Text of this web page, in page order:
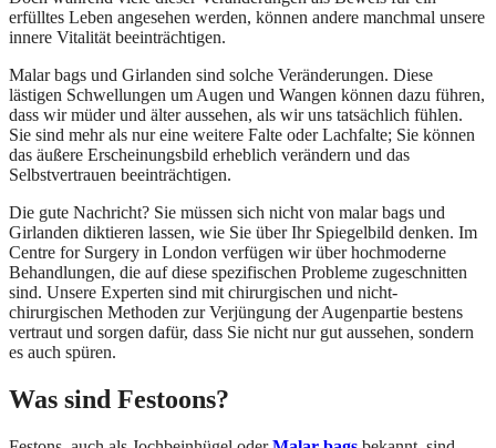
erfülltes Leben angesehen werden, können andere manchmal unsere
innere Vitalität beeinträchtigen.
Malar bags und Girlanden sind solche Veränderungen. Diese
lästigen Schwellungen um Augen und Wangen können dazu führen,
dass wir müder und älter aussehen, als wir uns tatsächlich fühlen.
Sie sind mehr als nur eine weitere Falte oder Lachfalte; Sie können
das äußere Erscheinungsbild erheblich verändern und das
Selbstvertrauen beeinträchtigen.
Die gute Nachricht? Sie müssen sich nicht von malar bags und
Girlanden diktieren lassen, wie Sie über Ihr Spiegelbild denken. Im
Centre for Surgery in London verfügen wir über hochmoderne
Behandlungen, die auf diese spezifischen Probleme zugeschnitten
sind. Unsere Experten sind mit chirurgischen und nicht-
chirurgischen Methoden zur Verjüngung der Augenpartie bestens
vertraut und sorgen dafür, dass Sie nicht nur gut aussehen, sondern
es auch spüren.
Was sind Festoons?